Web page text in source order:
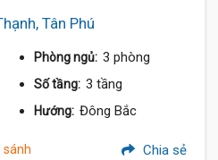
Tân Phú
Phòng ngủ: 3 phòng
Số tầng: 3 tầng
Hướng: Đông Bắc
sánh Chia sẻ